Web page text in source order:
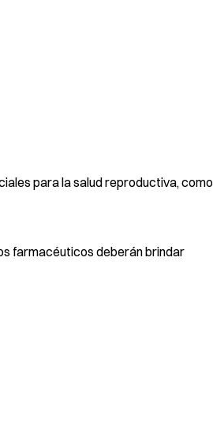
para la salud reproductiva, como
farmacéuticos deberán brindar